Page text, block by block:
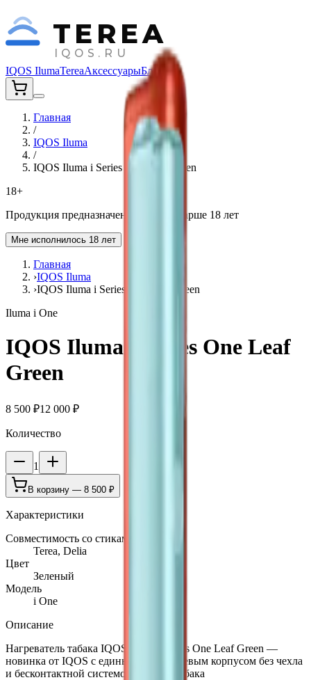
TEREA
IQOS.RU
IQOS IlumaTereaАксессуарыБлог
Главная
/
IQOS Iluma
/
IQOS Iluma i Series One Leaf Green
18+
Продукция предназначена для лиц старше 18 лет
Мне исполнилось 18 лет
Главная
›IQOS Iluma
›IQOS Iluma i Series One Leaf Green
Iluma i One
IQOS Iluma i Series One Leaf
Green
8 500 ₽12 000 ₽
Количество
1
В корзину — 8 500 ₽
Характеристики
Совместимость со стиками
Terea, Delia
Цвет
Зеленый
Модель
i One
Описание
Нагреватель табака IQOS Iluma i Series One Leaf Green —
новинка от IQOS с единым алюминиевым корпусом без чехла
и бесконтактной системой нагрева табака